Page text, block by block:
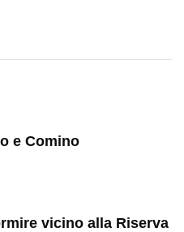
e Comino
vicino alla Riserva